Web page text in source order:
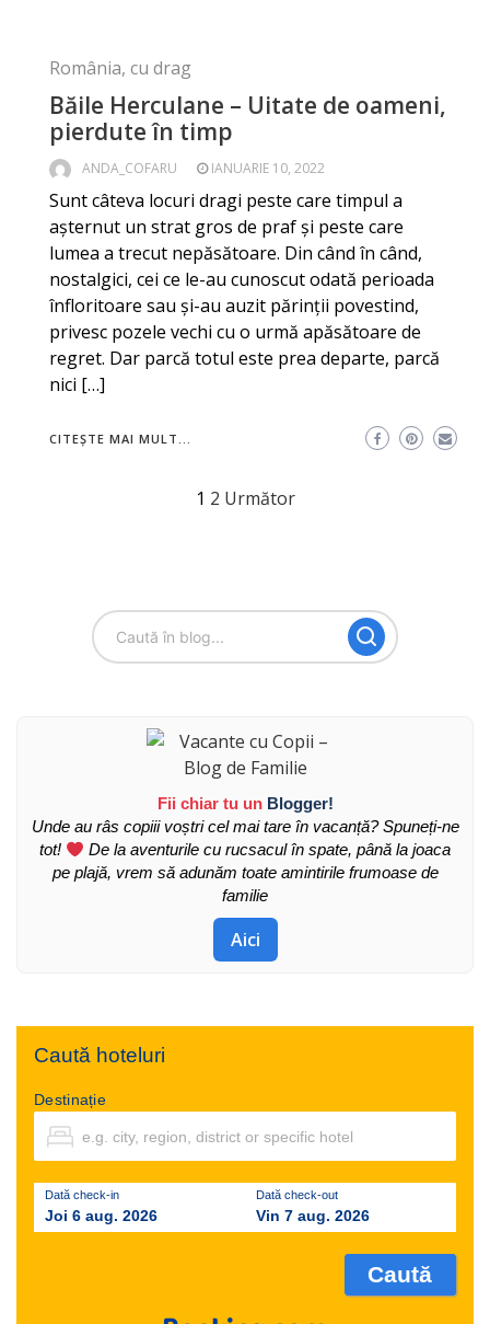
România, cu drag
Băile Herculane – Uitate de oameni,
pierdute în timp
ANDA_COFARU IANUARIE 10, 2022
Sunt câteva locuri dragi peste care timpul a
așternut un strat gros de praf și peste care
lumea a trecut nepăsătoare. Din când în când,
nostalgici, cei ce le-au cunoscut odată perioada
înfloritoare sau și-au auzit părinții povestind,
privesc pozele vechi cu o urmă apăsătoare de
regret. Dar parcă totul este prea departe, parcă
nici […]
CITEȘTE MAI MULT...
1 2 Următor
Fii chiar tu un Blogger!
Unde au râs copiii voștri cel mai tare în vacanță? Spuneți-ne
tot!
De la aventurile cu rucsacul în spate, până la joaca
pe plajă, vrem să adunăm toate amintirile frumoase de
familie
Aici
Caută hoteluri
Destinație
Dată check-in
Joi 6 aug. 2026
Dată check-out
Vin 7 aug. 2026